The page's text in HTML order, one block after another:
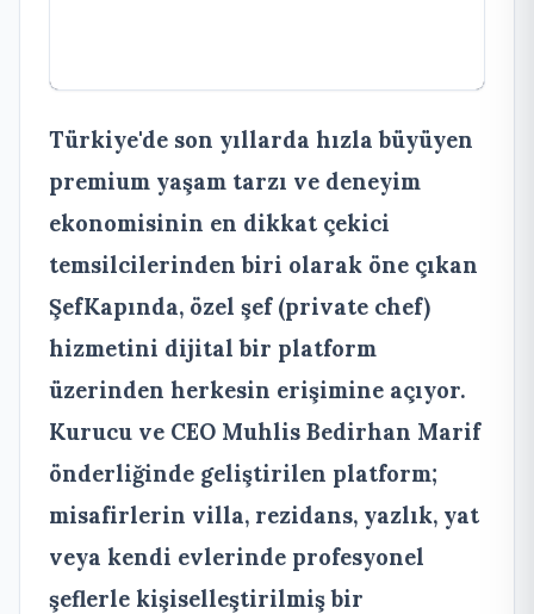
Türkiye'de son yıllarda hızla büyüyen
premium yaşam tarzı ve deneyim
ekonomisinin en dikkat çekici
temsilcilerinden biri olarak öne çıkan
ŞefKapında, özel şef (private chef)
hizmetini dijital bir platform
üzerinden herkesin erişimine açıyor.
Kurucu ve CEO Muhlis Bedirhan Marif
önderliğinde geliştirilen platform;
misafirlerin villa, rezidans, yazlık, yat
veya kendi evlerinde profesyonel
şeflerle kişiselleştirilmiş bir